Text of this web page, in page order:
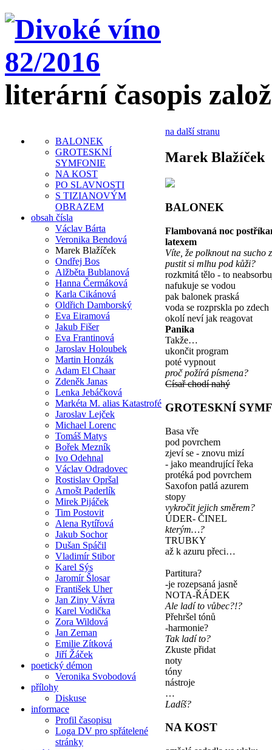
literární časopis
BALONEK
GROTESKNÍ
SYMFONIE
NA KOST
PO SLAVNOSTI
S TIZIANOVÝM
OBRAZEM
obsah čísla
Václav Bárta
Veronika Bendová
Marek Blažíček
Ondřej Bos
Alžběta Bublanová
Hanna Čermáková
Karla Cikánová
Oldřich Damborský
Eva Eiramová
Jakub Fišer
Eva Frantinová
Jaroslav Holoubek
Martin Honzák
Adam El Chaar
Zdeněk Janas
Lenka Jebáčková
Markéta M. alias Katastrofé
Jaroslav Lejček
Michael Lorenc
Tomáš Matys
Bořek Mezník
Ivo Odehnal
Václav Odradovec
Rostislav Opršal
Arnošt Paderlík
Mirek Pijáček
Tim Postovit
Alena Rytířová
Jakub Sochor
Dušan Spáčil
Vladimír Stibor
Karel Sýs
Jaromír Šlosar
František Uher
Jan Ziny Vávra
Karel Vodička
Zora Wildová
Jan Zeman
Emilie Zítková
Jiří Žáček
poetický démon
Veronika Svobodová
přílohy
Diskuse
informace
Profil časopisu
Loga DV pro spřátelené
stránky
na další stranu
Marek Blažíček
BALONEK
Flambovaná noc
latexem
Víte, že polknout na sucho
pustit si mlhu pod kůži?
rozkmitá tělo - to
nafukuje se vodou
pak balonek praská
voda se rozprskla po zdech
okolí neví jak reagovat
Panika
Takže…
ukončit program
poté vypnout
proč požírá písmena?
Císař chodí nahý
GROTESKNÍ
Basa vře
pod povrchem
zjeví se - znovu mizí
- jako meandrující řeka
protéká pod povrchem
Saxofon patlá azurem
stopy
vykročit jejich směrem?
ÚDER- ČINEL
kterým…?
TRUBKY
až k azuru přeci…
Partitura?
-je rozepsaná jasně
NOTA-ŘÁDEK
Ale ladí to vůbec?!?
Přehršel tónů
-harmonie?
Tak ladí to?
Zkuste přidat
noty
tóny
nástroje
…
Ladíš?
NA KOST